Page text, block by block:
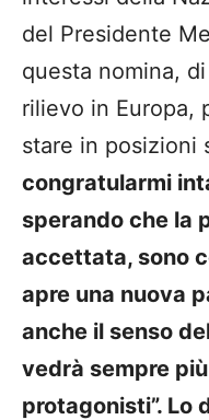
del Presidente
questa nomina,
rilievo in Europa,
stare in posizioni
congratularmi
sperando che la
accettata, sono
apre una nuova
anche il senso
vedrà sempre
protagonisti”. Lo